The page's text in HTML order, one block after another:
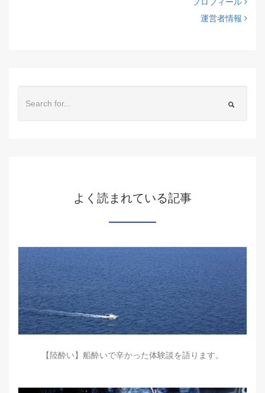
運営者情報
よく読まれている記事
【陸酔い】船酔いで辛かった体験談を語ります。